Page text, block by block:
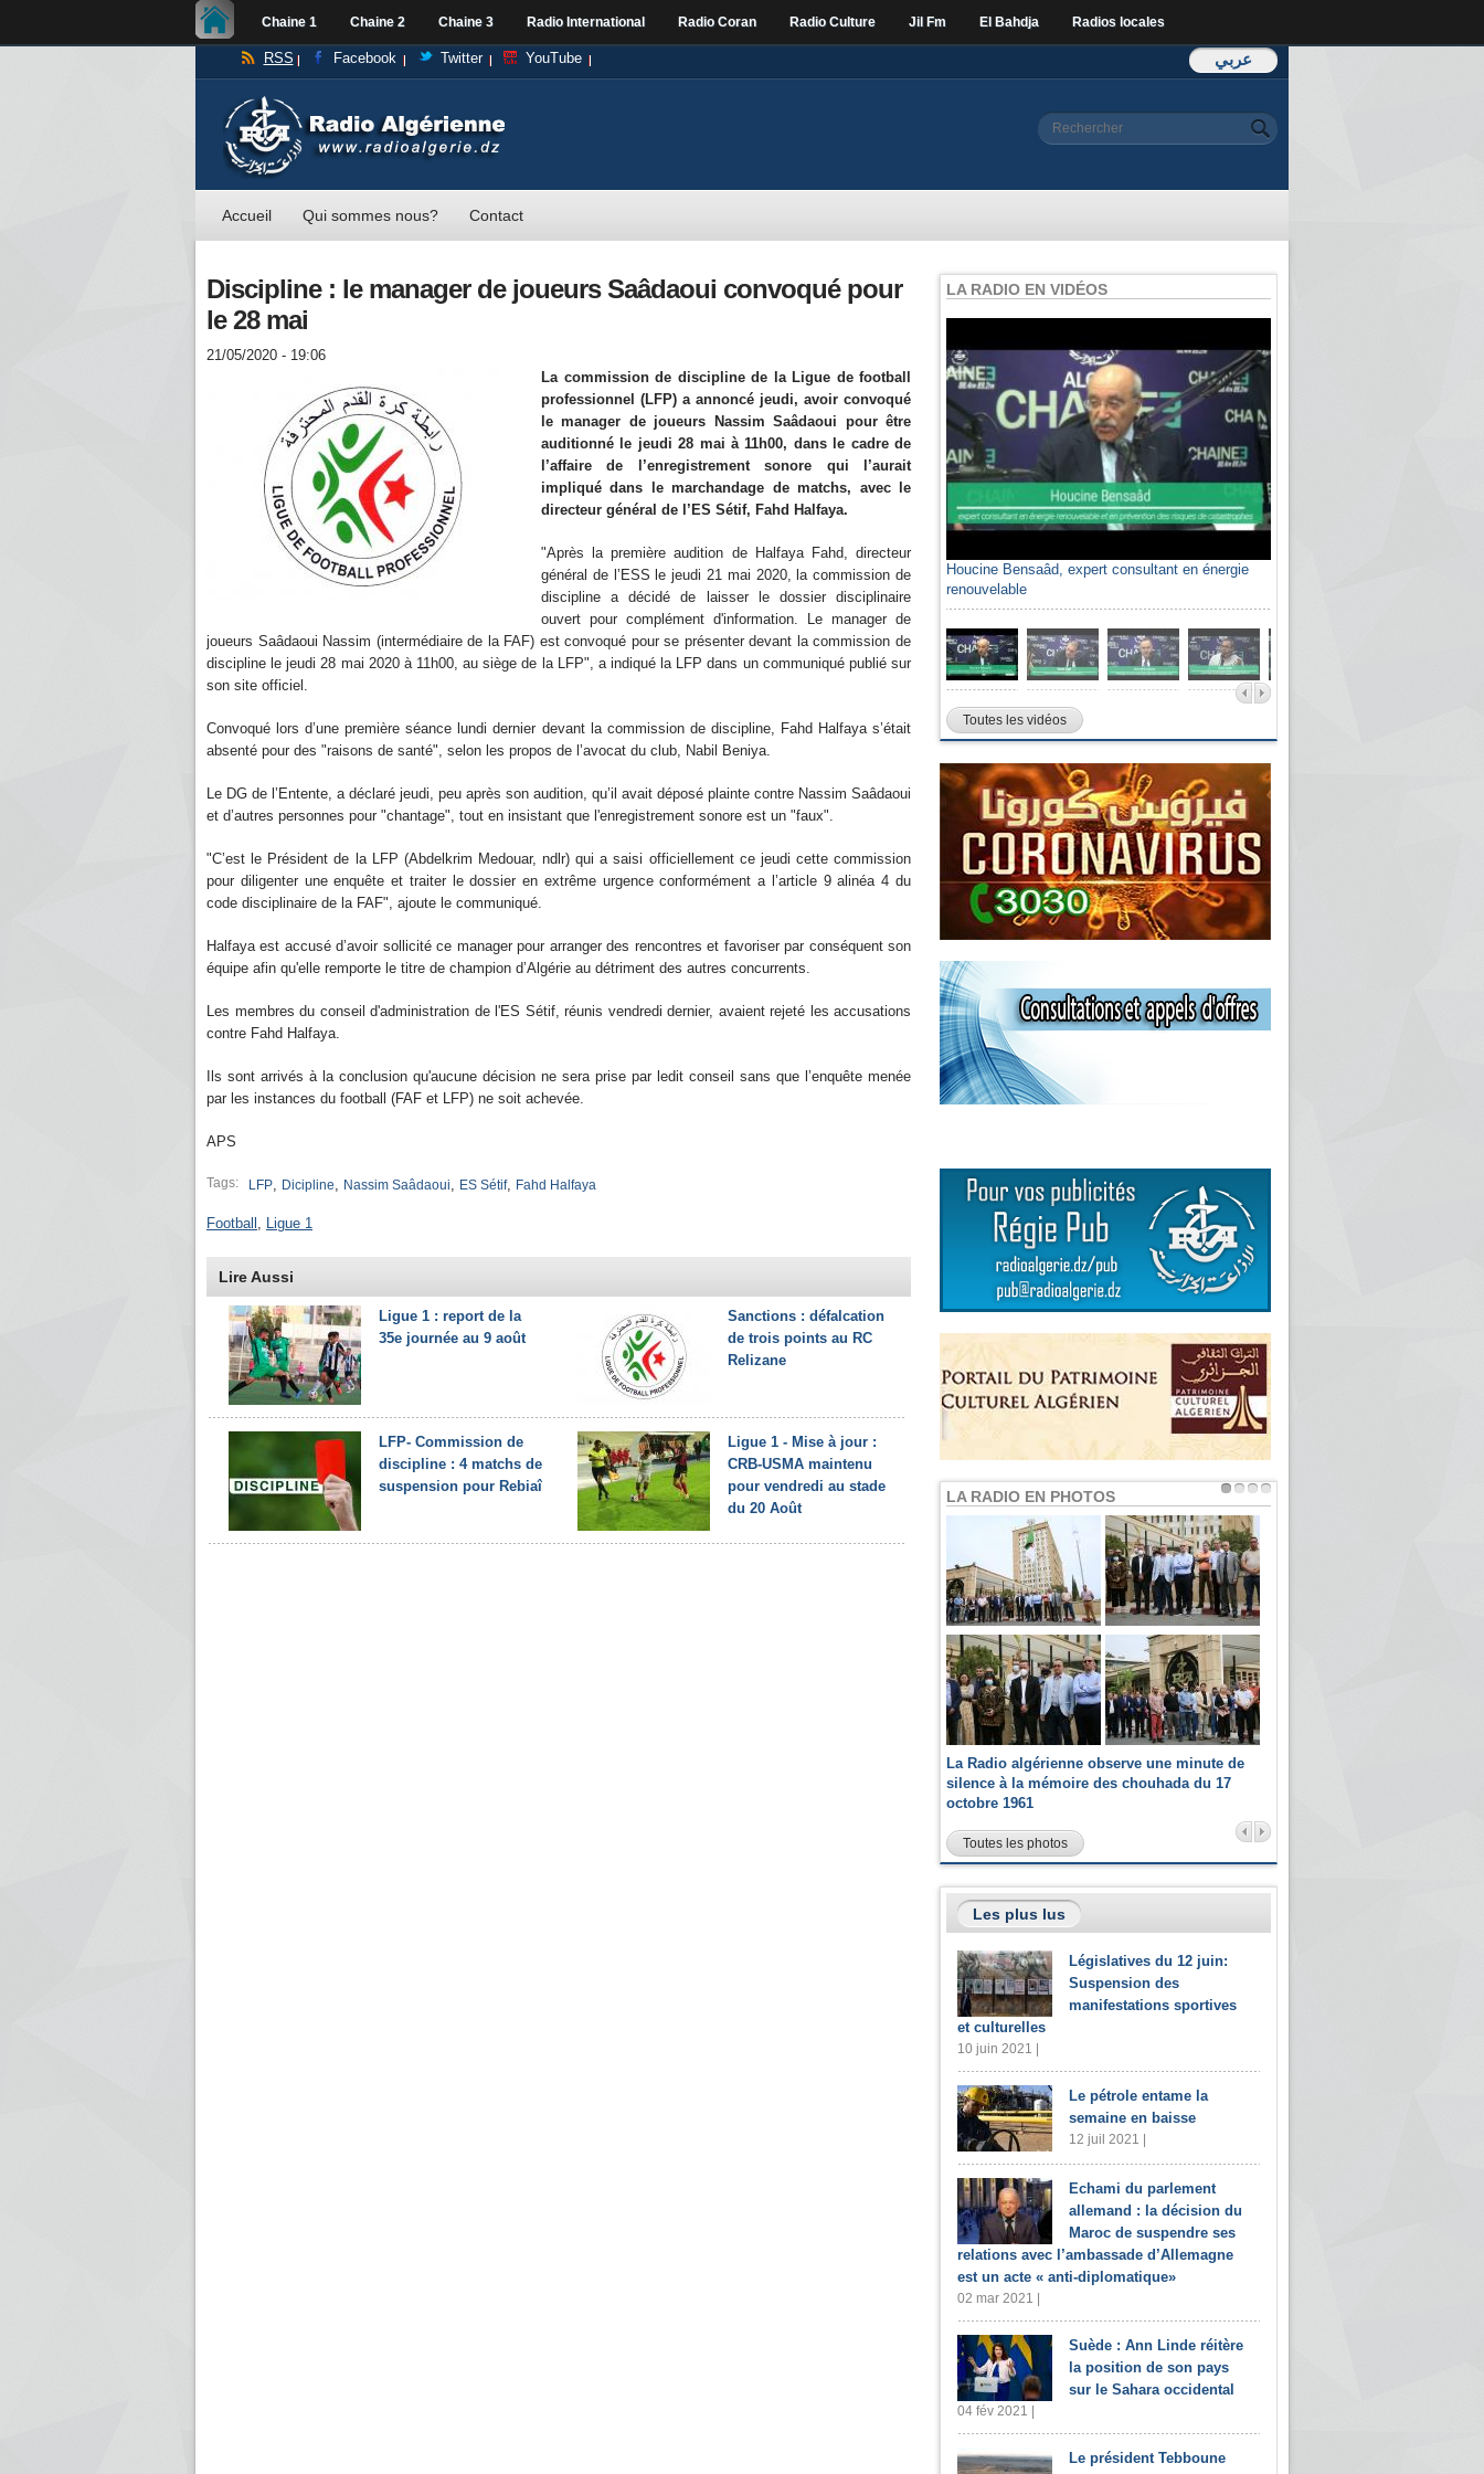
Chaine 1 Chaine 2 Chaine 3 Radio International Radio Coran Radio Culture Jil Fm El Bahdja Radios locales
عربي RSS Facebook Twitter YouTube
Formulaire de
Rechercher
Accueil Qui sommes nous? Contact
Discipline : le manager de joueurs Saâdaoui convoqué pour
le 28 mai
21/05/2020 - 19:06
La commission de discipline de la Ligue de football
professionnel (LFP) a annoncé jeudi, avoir convoqué
le manager de joueurs Nassim Saâdaoui pour être
auditionné le jeudi 28 mai à 11h00, dans le cadre de
l’affaire de l’enregistrement sonore qui l’aurait
impliqué dans le marchandage de matchs, avec le
directeur général de l’ES Sétif, Fahd Halfaya.
"Après la première audition de Halfaya Fahd, directeur
général de l’ESS le jeudi 21 mai 2020, la commission de
discipline a décidé de laisser le dossier disciplinaire
ouvert pour complément d'information. Le manager de
joueurs Saâdaoui Nassim (intermédiaire de la FAF) est convoqué pour se présenter devant la commission de
discipline le jeudi 28 mai 2020 à 11h00, au siège de la LFP", a indiqué la LFP dans un communiqué publié sur
son site officiel.
Convoqué lors d’une première séance lundi dernier devant la commission de discipline, Fahd Halfaya s’était
absenté pour des "raisons de santé", selon les propos de l’avocat du club, Nabil Beniya.
Le DG de l’Entente, a déclaré jeudi, peu après son audition, qu’il avait déposé plainte contre Nassim Saâdaoui
et d’autres personnes pour "chantage", tout en insistant que l'enregistrement sonore est un "faux".
"C’est le Président de la LFP (Abdelkrim Medouar, ndlr) qui a saisi officiellement ce jeudi cette commission
pour diligenter une enquête et traiter le dossier en extrême urgence conformément a l’article 9 alinéa 4 du
code disciplinaire de la FAF", ajoute le communiqué.
Halfaya est accusé d’avoir sollicité ce manager pour arranger des rencontres et favoriser par conséquent son
équipe afin qu'elle remporte le titre de champion d’Algérie au détriment des autres concurrents.
Les membres du conseil d'administration de l'ES Sétif, réunis vendredi dernier, avaient rejeté les accusations
contre Fahd Halfaya.
Ils sont arrivés à la conclusion qu'aucune décision ne sera prise par ledit conseil sans que l’enquête menée
par les instances du football (FAF et LFP) ne soit achevée.
APS
Tags: LFP, Dicipline, Nassim Saâdaoui, ES Sétif, Fahd Halfaya
Football , Ligue 1
Lire Aussi
Ligue 1 : report de la
35e journée au 9 août
Sanctions : défalcation
de trois points au RC
Relizane
LFP- Commission de
discipline : 4 matchs de
suspension pour Rebiaî
Ligue 1 - Mise à jour :
CRB-USMA maintenu
pour vendredi au stade
du 20 Août
LA RADIO EN VIDÉOS
Houcine Bensaâd, expert consultant en énergie
renouvelable
Toutes les vidéos
LA RADIO EN PHOTOS
La Radio algérienne observe une minute de
silence à la mémoire des chouhada du 17
octobre 1961
Toutes les photos
Les plus lus
Législatives du 12 juin:
Suspension des
manifestations sportives
et culturelles
10 juin 2021 |
Le pétrole entame la
semaine en baisse
12 juil 2021 |
Echami du parlement
allemand : la décision du
Maroc de suspendre ses
relations avec l’ambassade d’Allemagne
est un acte « anti-diplomatique»
02 mar 2021 |
Suède : Ann Linde réitère
la position de son pays
sur le Sahara occidental
04 fév 2021 |
Le président Tebboune